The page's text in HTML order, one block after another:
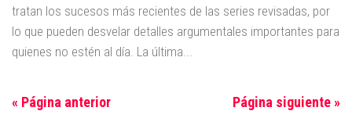
tratan los sucesos más recientes de las series revisadas, por
lo que pueden desvelar detalles argumentales importantes para
quienes no estén al día. La última...
« Página anterior Página siguiente »